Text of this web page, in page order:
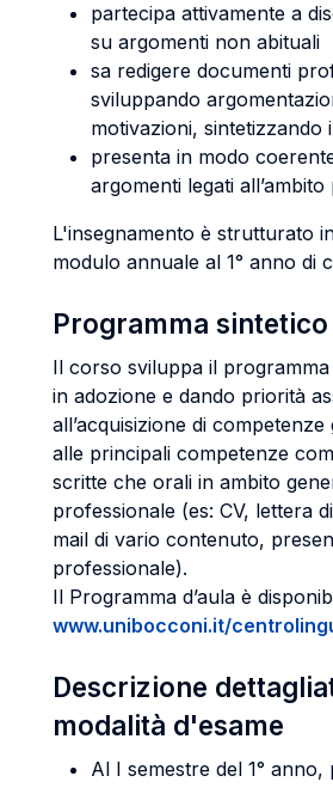
partecipa attivamente a
su argomenti non abituali
sa redigere documenti
sviluppando
motivazioni, sintetizzando
presenta in modo
argomenti legati
L'insegnamento è strutturato
modulo annuale al 1° anno di
Programma
Il corso sviluppa il
in adozione e dando priorità
all’acquisizione di
alle principali competenze
scritte che orali in ambito
professionale (es: CV, lettera
mail di vario contenuto,
professionale).
Il Programma d’aula è
www.unibocconi.it/
Descrizione
modalità d'esame
Al I semestre del 1°